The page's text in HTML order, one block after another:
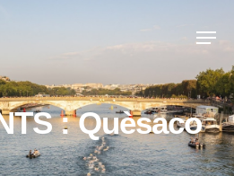
: Quèsaco